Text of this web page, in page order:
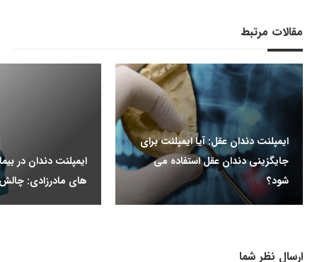
مقالات مرتبط
ایمپلنت دندان عقل: آیا ایمپلنت برای
جایگزینی دندان عقل استفاده می
شود؟
ایمپلنت دندان در
های مادرزادی:
ارسال نظر شما